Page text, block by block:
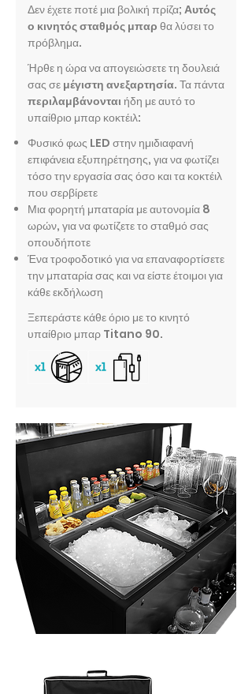
Δεν έχετε ποτέ μια βολική πρίζα; Αυτός
ο κινητός σταθμός μπαρ θα λύσει το
πρόβλημα.
Ήρθε η ώρα να απογειώσετε τη δουλειά
σας σε μέγιστη ανεξαρτησία. Τα πάντα
περιλαμβάνονται ήδη με αυτό το
υπαίθριο μπαρ κοκτέιλ:
Φυσικό φως LED στην ημιδιαφανή
επιφάνεια εξυπηρέτησης, για να φωτίζει
τόσο την εργασία σας όσο και τα κοκτέιλ
που σερβίρετε
Μια φορητή μπαταρία με αυτονομία 8
ωρών, για να φωτίζετε το σταθμό σας
οπουδήποτε
Ένα τροφοδοτικό για να επαναφορτίσετε
την μπαταρία σας και να είστε έτοιμοι για
κάθε εκδήλωση
Ξεπεράστε κάθε όριο με το κινητό
υπαίθριο μπαρ Titano 90.